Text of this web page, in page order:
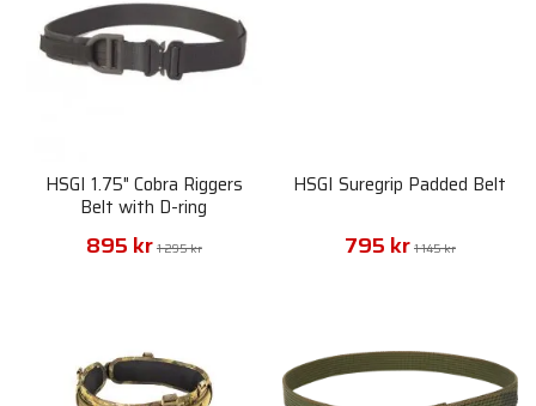
HSGI 1.75" Cobra Riggers
Belt with D-ring
895 kr 1 295 kr
HSGI Suregrip Padded Belt
795 kr 1 145 kr